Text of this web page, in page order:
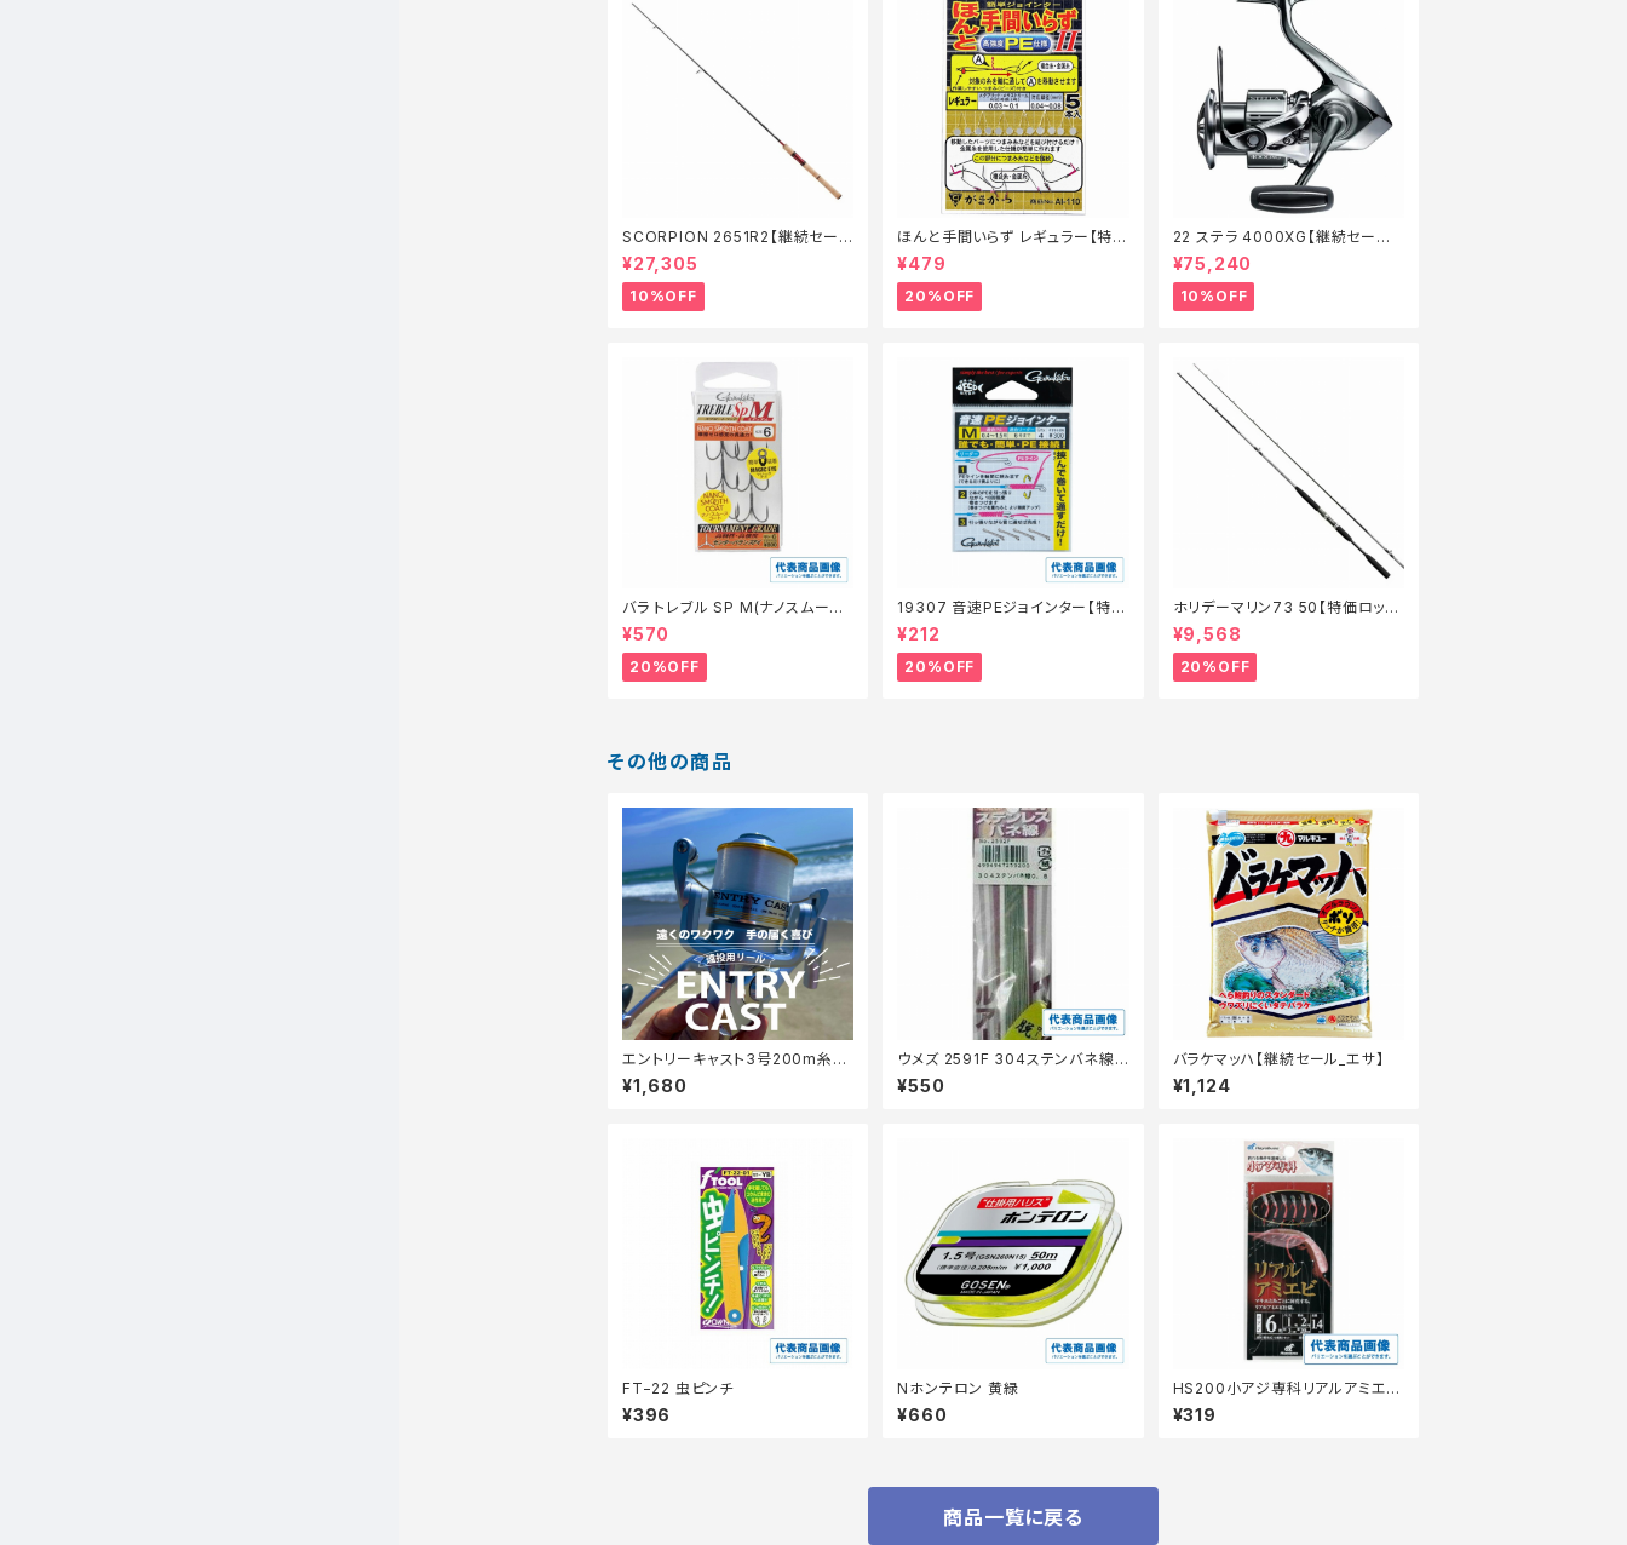
SCORPION 2651R2【継続セール
_ロッド】【10】
¥27,305
10%OFF
ほんと手間いらず レギュラー【特価
仕掛】【20】
¥479
20%OFF
22 ステラ 4000XG【継続セール_
リール】【10】
¥75,240
10%OFF
バラ トレブル SP M(ナノスムース
コート)【特価仕掛】【20】
¥570
20%OFF
19307 音速PEジョインター【特価
仕掛】【20】
¥212
20%OFF
ホリデーマリン73 50【特価ロッ
ド】【20】
¥9,568
20%OFF
その他の商品
エントリーキャスト3号200m糸付
き【Tオリ】
¥1,680
ウメズ 2591F 304ステンバネ線
0.6
¥550
バラケマッハ【継続セール_エサ】
¥1,124
FT−22 虫ピンチ
¥396
Nホンテロン 黄緑
¥660
HS200小アジ専科リアルアミエビ
3号 【継続セール_仕掛】
¥319
商品一覧に戻る